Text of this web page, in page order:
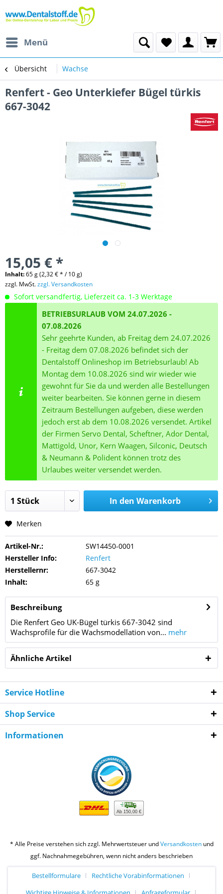
Menü
Übersicht Wachse
Renfert - Geo Unterkiefer Bügel türkis
667-3042
15,05 € *
Inhalt:65 g (2,32 € * / 10 g)
zzgl. MwSt.zzgl. Versandkosten
Sofort versandfertig, Lieferzeit ca. 1-3 Werktage
BETRIEBSURLAUB VOM 24.07.2026 -
07.08.2026
Sehr geehrte Kunden, ab Freitag dem 24.07.2026
- Freitag dem 07.08.2026 befindet sich der
Dentalstoff Onlineshop im Betriebsurlaub! Ab
Montag dem 10.08.2026 sind wir wieder wie
gewohnt für Sie da und werden alle Bestellungen
weiter bearbeiten. Sie können gerne in diesem
Zeitraum Bestellungen aufgeben, diese werden
jedoch erst ab dem 10.08.2026 versendet. Artikel
der Firmen Servo Dental, Scheftner, Ador Dental,
Mattigold, Unor, Kern Waagen, Silconic, Deutsch
& Neumann & Polident können trotz des
Urlaubes weiter versendet werden.
In den Warenkorb
Merken
Artikel-Nr.:
SW14450-0001
Hersteller Info:
Renfert
Herstellernr:
667-3042
Inhalt:
65 g
Beschreibung
Die Renfert Geo UK-Bügel türkis 667-3042 sind
Wachsprofile für die Wachsmodellation von... mehr
Ähnliche Artikel
Service Hotline
Shop Service
Informationen
Ab 150,00 €
* Alle Preise verstehen sich zzgl. Mehrwertsteuer undVersandkostenund
ggf. Nachnahmegebühren, wenn nicht anders beschrieben
Bestellformulare
Rechtliche Vorabinformationen